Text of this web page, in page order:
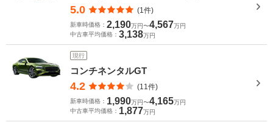
5.0 (1件)
新車時価格： 2,190万円〜4,567万円
中古車平均価格： 3,138万円
現行
コンチネンタルGT
4.2 (11件)
新車時価格： 1,990万円〜4,165万円
中古車平均価格： 1,877万円